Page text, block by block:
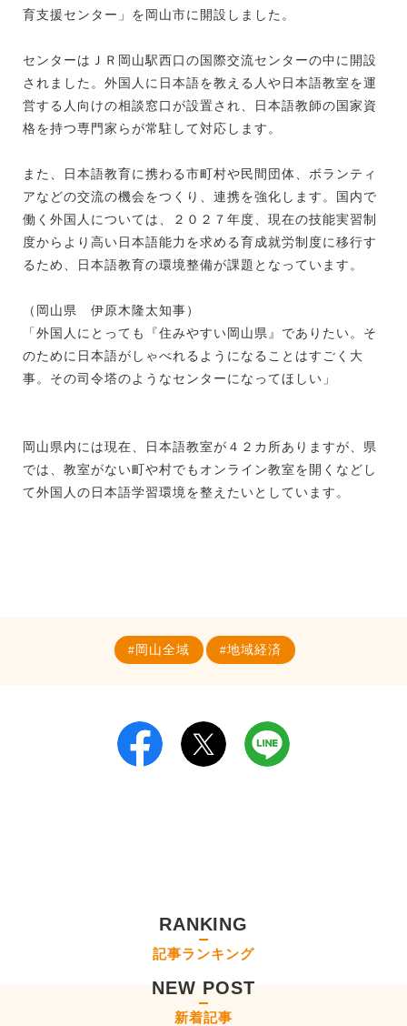
育支援センター」を岡山市に開設しました。
センターはＪＲ岡山駅西口の国際交流センターの中に開設
されました。外国人に日本語を教える人や日本語教室を運
営する人向けの相談窓口が設置され、日本語教師の国家資
格を持つ専門家らが常駐して対応します。
また、日本語教育に携わる市町村や民間団体、ボランティ
アなどの交流の機会をつくり、連携を強化します。国内で
働く外国人については、２０２７年度、現在の技能実習制
度からより高い日本語能力を求める育成就労制度に移行す
るため、日本語教育の環境整備が課題となっています。
（岡山県 伊原木隆太知事）
「外国人にとっても『住みやすい岡山県』でありたい。そ
のために日本語がしゃべれるようになることはすごく大
事。その司令塔のようなセンターになってほしい」
岡山県内には現在、日本語教室が４２カ所ありますが、県
では、教室がない町や村でもオンライン教室を開くなどし
て外国人の日本語学習環境を整えたいとしています。
岡山全域 地域経済
RANKING
記事ランキング
NEW POST
新着記事